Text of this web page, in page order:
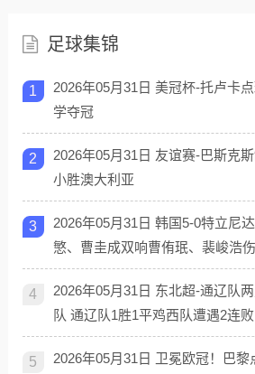
足球集锦
1
2026年05月31日 美冠杯-托卢卡
学夺冠
2
2026年05月31日 友谊赛-巴斯克
小胜澳大利亚
3
2026年05月31日 韩国5-0特立尼
慜、曹圭成双响曹侑珉、裴峻浩
4
2026年05月31日 东北超-通辽队
队 通辽队1胜1平鸡西队遭遇2连败
5
2026年05月31日 卫冕欧冠！巴